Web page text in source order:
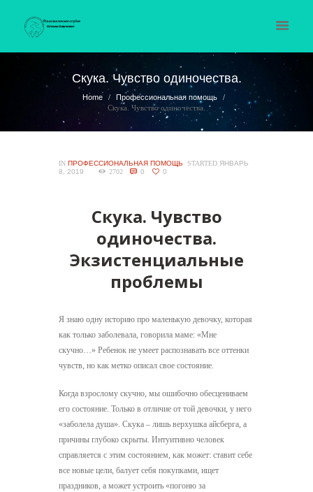
Скука. Чувство одиночества.
Home Профессиональная помощь
Скука. Чувство одиночества.
IN ПРОФЕССИОНАЛЬНАЯ ПОМОЩЬ STARTED ЯНВАРЬ
8, 2019
2702 0 0
Скука. Чувство
одиночества.
Экзистенциальные
проблемы
Я знаю одну историю про маленькую девочку, которая
как только заболевала, говорила маме: «Мне
скучно…» Ребенок не умеет распознавать все оттенки
чувств, но как метко описал свое состояние.
Когда взрослому скучно, мы ошибочно обесцениваем
его состояние. Только в отличие от той девочки, у него
«заболела душа». Скука – лишь верхушка айсберга, а
причины глубоко скрыты. Интуитивно человек
справляется с этим состоянием, как может: ставит себе
все новые цели, балует себя покупками, ищет
праздников, а может устроить «погоню за